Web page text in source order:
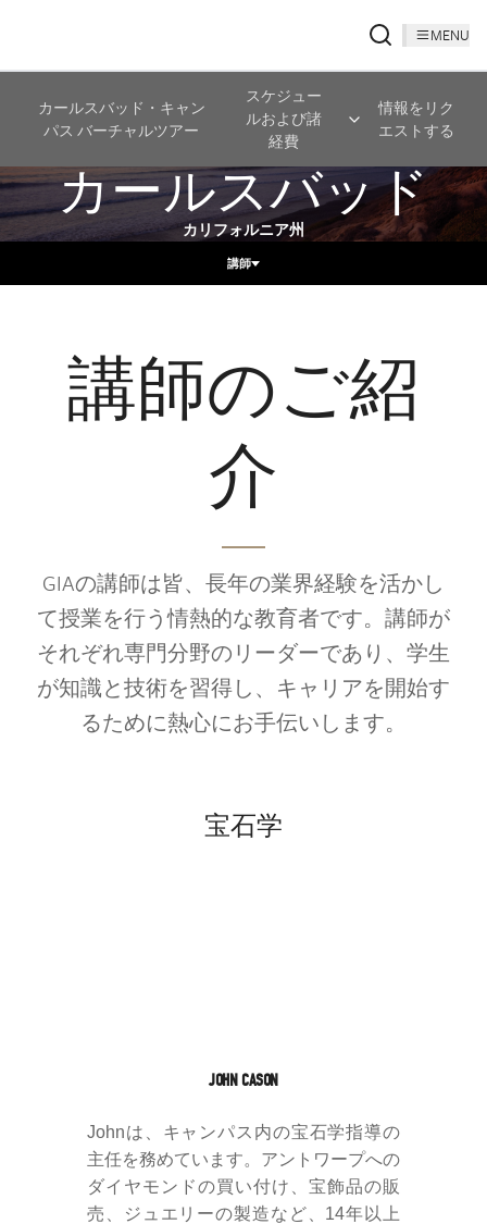
MENU
カールスバッド・キャン
パス バーチャルツアー
スケジュー
ルおよび諸
経費
情報をリク
エストする
カールスバッド
カリフォルニア州
講師
講師のご紹
介
GIAの講師は皆、長年の業界経験を活かし
て授業を行う情熱的な教育者です。講師が
それぞれ専門分野のリーダーであり、学生
が知識と技術を習得し、キャリアを開始す
るために熱心にお手伝いします。
宝石学
JOHN CASON
Johnは、キャンパス内の宝石学指導の
主任を務めています。アントワープへの
ダイヤモンドの買い付け、宝飾品の販
売、ジュエリーの製造など、14年以上